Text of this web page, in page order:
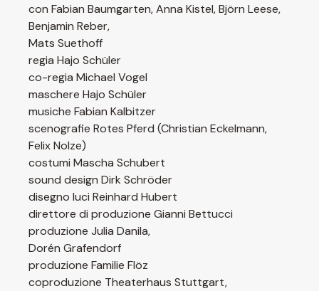
con Fabian Baumgarten, Anna Kistel, Björn Leese,
Benjamin Reber,
Mats Suethoff
regia Hajo Schüler
co-regia Michael Vogel
maschere Hajo Schüler
musiche Fabian Kalbitzer
scenografie Rotes Pferd (Christian Eckelmann,
Felix Nolze)
costumi Mascha Schubert
sound design Dirk Schröder
disegno luci Reinhard Hubert
direttore di produzione Gianni Bettucci
produzione Julia Danila,
Dorén Grafendorf
produzione Familie Flöz
coproduzione Theaterhaus Stuttgart,